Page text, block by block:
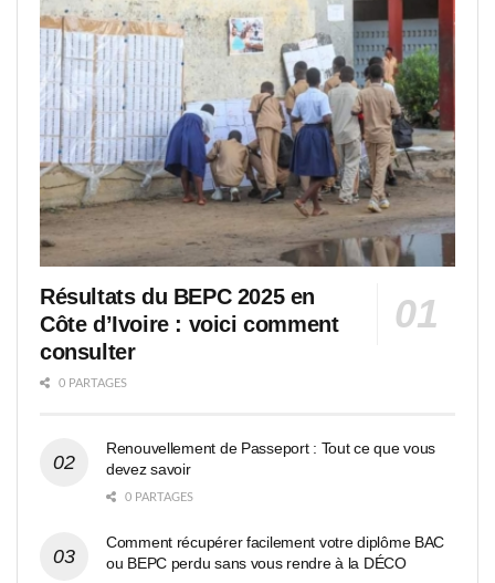
Résultats du BEPC 2025 en
Côte d’Ivoire : voici comment
consulter
0 PARTAGES
Renouvellement de Passeport : Tout ce que vous
devez savoir
0 PARTAGES
Comment récupérer facilement votre diplôme BAC
ou BEPC perdu sans vous rendre à la DÉCO